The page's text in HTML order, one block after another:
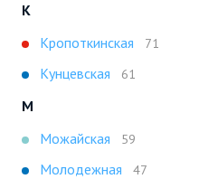
К
Кропоткинская
71
Кунцевская 61
М
Можайская
59
Молодежная 47